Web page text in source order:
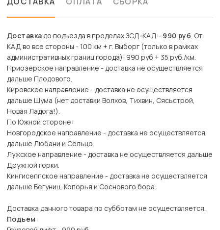
Доставкадо подъезда в пределах ЗСД-КАД - 990 руб. От
КАД во все стороны - 100 км + г. Выборг (только в рамках
административных границ города): 990 руб + 35 руб./км.
Приозерское направление - доставка не осуществляется
дальше Плодового.
Кировское направление - доставка не осуществляется
дальше Шума (нет доставки Волхов, Тихвин, Сясьстрой,
Новая Ладога!).
По Южной стороне:
Новгородское направление - доставка не осуществляется
дальше Любани и Сельцо.
Лужское направление - доставка не осуществляется дальше
Дружной горки.
Кингисеппское направление - доставка не осуществляется
дальше Бегуниц, Копорья и Соснового бора.
Доставка данного товара по субботам не осуществляется.
Подъем: